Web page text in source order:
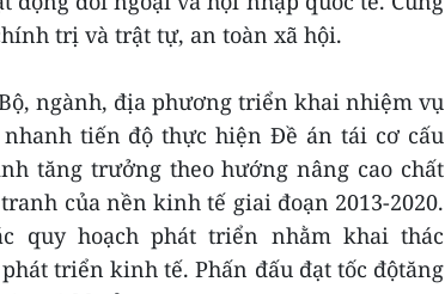
trị và trật tự, an toàn xã hội.
ngành, địa phương triển khai nhiệm vụ
tiến độ thực hiện Đề án tái cơ cấu
tăng trưởng theo hướng nâng cao chất
của nền kinh tế giai đoạn 2013-2020.
quy hoạch phát triển nhằm khai thác
triển kinh tế. Phấn đấu đạt tốc độtăng